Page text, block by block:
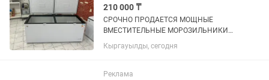
210 000 ₸
СРОЧНО ПРОДАЕТСЯ МОЩНЫЕ
ВМЕСТИТЕЛЬНЫЕ МОРОЗИЛЬНИКИ
ОБЪЕМ 600 л, покупали по 320.000 тг
продаем срочно по 210.000 тг,
упустите такие вкусные цены !
Кыргауылды, сегодня
Реклама